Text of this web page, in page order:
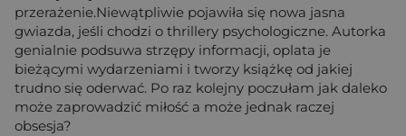
przerażenie.Niewątpliwie pojawiła się nowa jasna
gwiazda, jeśli chodzi o thrillery psychologiczne. Autorka
genialnie podsuwa strzępy informacji, oplata je
bieżącymi wydarzeniami i tworzy książkę od jakiej
trudno się oderwać. Po raz kolejny poczułam jak daleko
może zaprowadzić miłość a może jednak raczej
obsesja?